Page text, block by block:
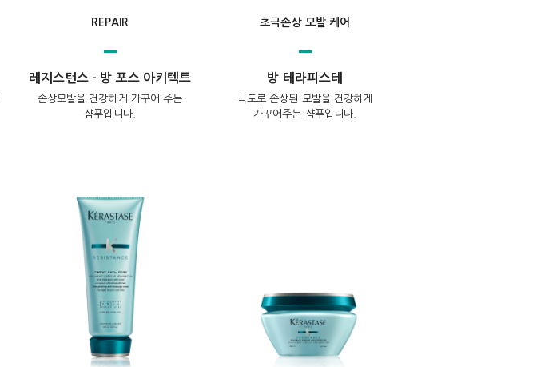
REPAIR
레지스턴스 - 방 포스 아키텍트
손상모발을 건강하게 가꾸어 주는
샴푸입니다.
초극손상 모발 케어
방 테라피스테
극도로 손상된 모발을 건강하게
가꾸어주는 샴푸입니다.